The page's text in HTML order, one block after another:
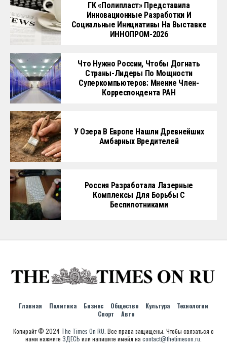
ГК «Полипласт» Представила
Инновационные Разработки И
Социальные Инициативы На Выставке
ИННОПРОМ-2026
Что Нужно России, Чтобы Догнать
Страны-Лидеры По Мощности
Суперкомпьютеров: Мнение Член-
Корреспондента РАН
У Озера В Европе Нашли Древнейших
Амбарных Вредителей
Россия Разработала Лазерные
Комплексы Для Борьбы С
Беспилотниками
Главная Политика Бизнес Общество Культура
Технологии
Спорт
Авто
Копирайт © 2024 The Times On RU . Все права защищены. Чтобы связаться с
нами нажмите ЗДЕСЬ или напишите имейл на contact@thetimeson.ru